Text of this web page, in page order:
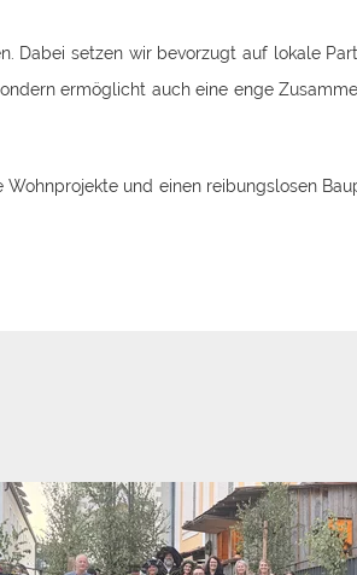
Dabei setzen wir bevorzugt auf lokale
ermöglicht auch eine enge
und einen reibungslosen